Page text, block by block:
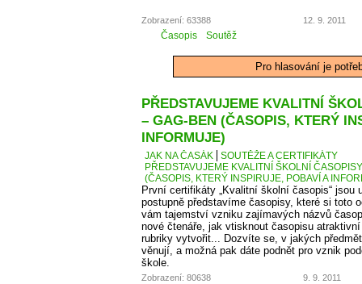
Zobrazení: 63388 12. 9. 2011
Časopis Soutěž
Pro hlasování je
PŘEDSTAVUJEME KVALITNÍ
– GAG-BEN (ČASOPIS, KTERÝ
INFORMUJE)
JAK NA ČASÁK
SOUTĚŽE A CERTIFIKÁTY
PŘEDSTAVUJEME KVALITNÍ ŠKOLNÍ
(ČASOPIS, KTERÝ INSPIRUJE, POBAVÍ A
První certifikáty „Kvalitní školní časopis“ jsou
postupně představíme časopisy, které si toto
vám tajemství vzniku zajímavých názvů
nové čtenáře, jak vtisknout časopisu
rubriky vytvořit... Dozvíte se, v jakých
věnují, a možná pak dáte podnět pro vznik
škole.
Zobrazení: 80638 9. 9. 2011